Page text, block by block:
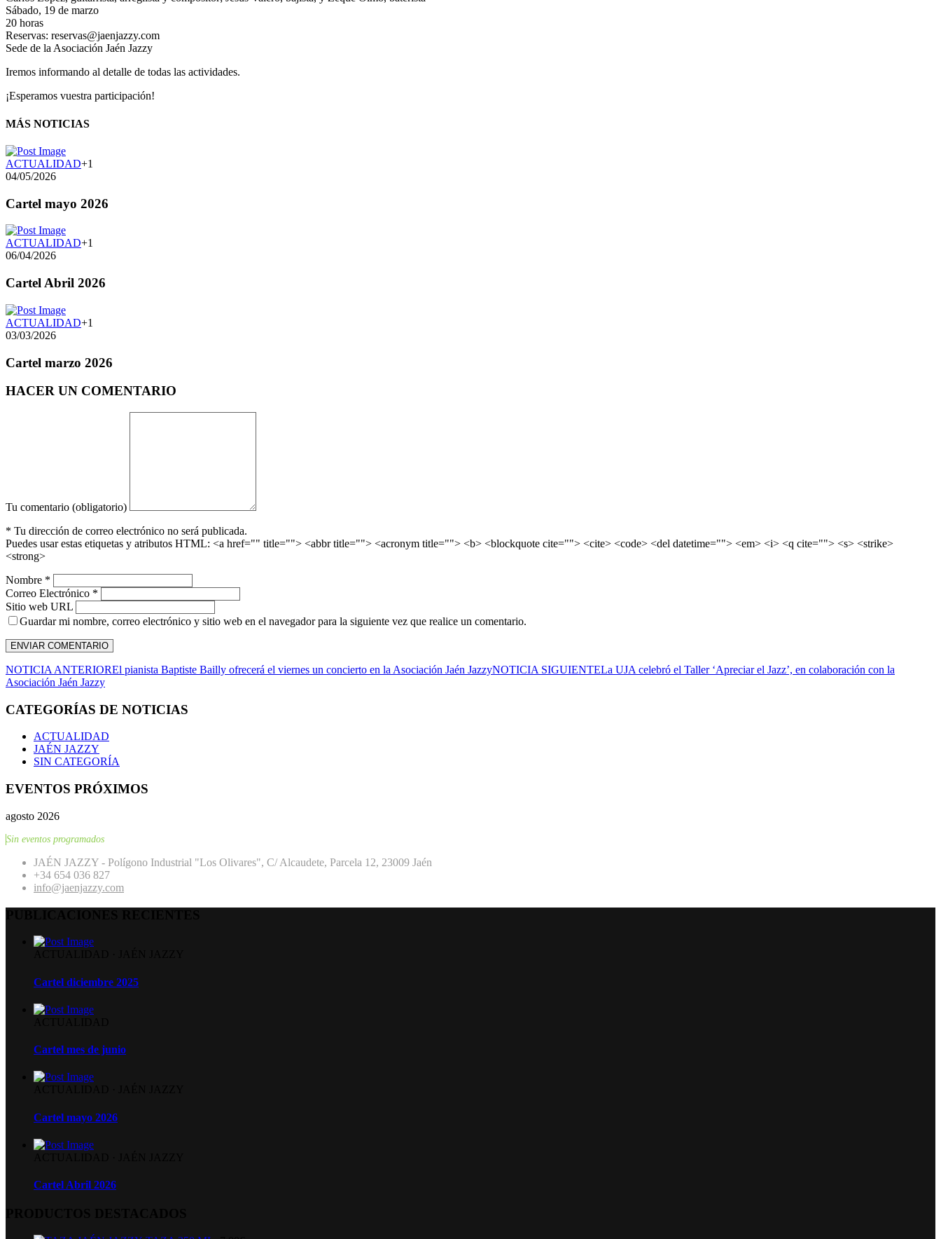
Sábado, 19 de marzo
20 horas
Reservas: reservas@jaenjazzy.com
Sede de la Asociación Jaén Jazzy
Iremos informando al detalle de todas las actividades.
¡Esperamos vuestra participación!
MÁS NOTICIAS
ACTUALIDAD+1
04/05/2026
Cartel mayo 2026
ACTUALIDAD+1
06/04/2026
Cartel Abril 2026
ACTUALIDAD+1
03/03/2026
Cartel marzo 2026
HACER UN COMENTARIO
Tu comentario (obligatorio)
* Tu dirección de correo electrónico no será publicada.
Puedes usar estas etiquetas y atributos HTML: <a href="" title=""> <abbr title=""> <acronym title=""> <b> <blockquote cite=""> <cite> <code> <del datetime=""> <em> <i> <q cite=""> <s> <strike>
<strong>
Nombre *
Correo Electrónico *
Sitio web URL
Guardar mi nombre, correo electrónico y sitio web en el navegador para la siguiente vez que realice un comentario.
NOTICIA ANTERIOREl pianista Baptiste Bailly ofrecerá el viernes un concierto en la Asociación Jaén JazzyNOTICIA SIGUIENTELa UJA celebró el Taller ‘Apreciar el Jazz’, en colaboración con la
Asociación Jaén Jazzy
CATEGORÍAS DE NOTICIAS
ACTUALIDAD
JAÉN JAZZY
SIN CATEGORÍA
EVENTOS PRÓXIMOS
agosto 2026
Sin eventos programados
JAÉN JAZZY - Polígono Industrial "Los Olivares", C/ Alcaudete, Parcela 12, 23009 Jaén
+34 654 036 827
info@jaenjazzy.com
Cartel diciembre 2025
Cartel mes de junio
Cartel mayo 2026
Cartel Abril 2026